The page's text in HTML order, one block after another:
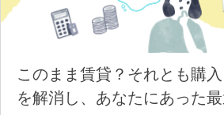
このまま賃貸？それとも購
を解消し、あなたにあった